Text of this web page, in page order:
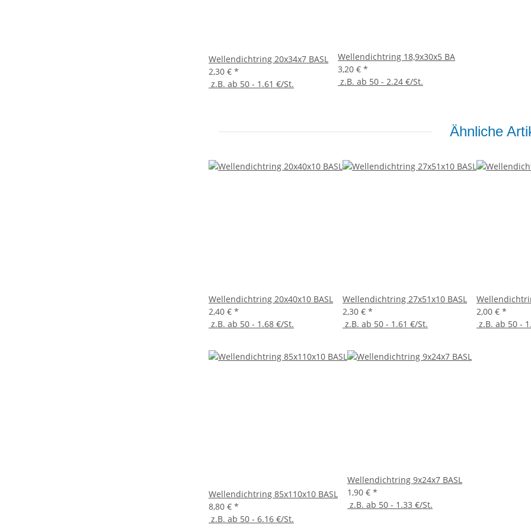
Wellendichtring 20x34x7 BASL
2,30 € *
z.B. ab 50 - 1.61 €/St.
Wellendichtring 18,9x30x5 BA
3,20 € *
z.B. ab 50 - 2.24 €/St.
Ähnliche
Wellendichtring 20x40x10 BASL
2,40 € *
z.B. ab 50 - 1.68 €/St.
Wellendichtring 27x51x10 BASL
2,30 € *
z.B. ab 50 - 1.61 €/St.
2,00 € *
z.B. ab 50 -
Wellendichtring 85x110x10 BASL
8,80 € *
z.B. ab 50 - 6.16 €/St.
Wellendichtring 9x24x7 BASL
1,90 € *
z.B. ab 50 - 1.33 €/St.